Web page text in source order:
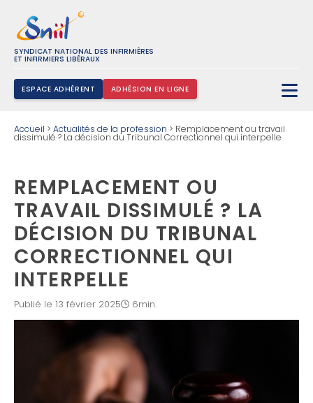
SYNDICAT NATIONAL DES INFIRMIÈRES
ET INFIRMIERS LIBÉRAUX
ESPACE ADHÉRENT ADHÉSION EN LIGNE
Accueil > Actualités de la profession > Remplacement ou travail
dissimulé ? La décision du Tribunal Correctionnel qui interpelle
REMPLACEMENT OU
TRAVAIL DISSIMULÉ ? LA
DÉCISION DU TRIBUNAL
CORRECTIONNEL QUI
INTERPELLE
Publié le 13 février 2025 6min.